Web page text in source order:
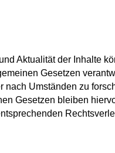
Aktualität der Inhalte
Gesetzen
Umständen zu
Gesetzen bleiben